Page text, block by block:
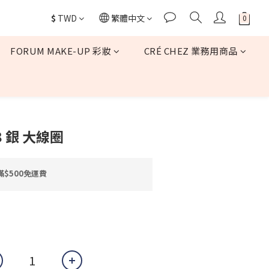
$ TWD 繁體中文
FORUM MAKE-UP 彩妝 CRÉ CHEZ 業務用商品
大線圈
$500免運費